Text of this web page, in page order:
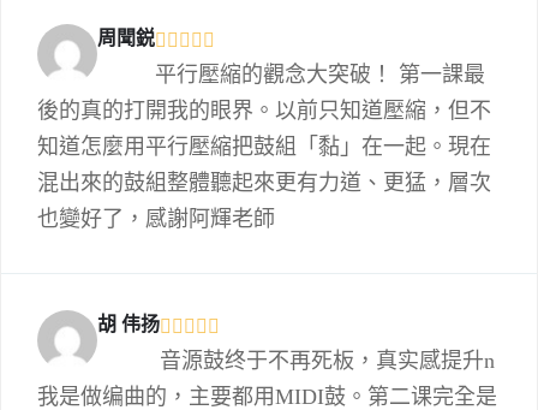
周聞鋭
平行壓縮的觀念大突破！ 第一課最
後的真的打開我的眼界。以前只知道壓縮，但不
知道怎麼用平行壓縮把鼓組「黏」在一起。現在
混出來的鼓組整體聽起來更有力道、更猛，層次
也變好了，感謝阿輝老師
胡 伟扬
音源鼓终于不再死板，真实感提升n
我是做编曲的，主要都用MIDI鼓。第二课完全是